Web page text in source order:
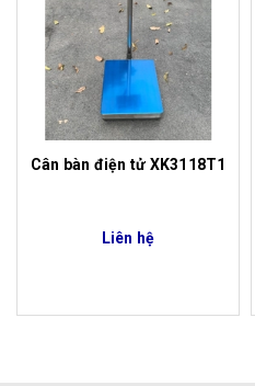
Cân bàn điện tử XK3118T1
Liên hệ